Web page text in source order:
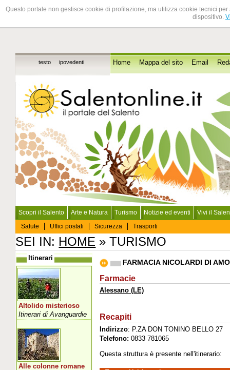
Questo portale non gestisce cookie di profilazione, ma utilizza cookie tecnici
dispositivo.
testo ipovedenti Home Mappa del sito Email
Scopri il Salento Arte e Natura Turismo Notizie ed eventi
Vivi il
Salute
Uffici postali Sicurezza Trasporti
SEI IN: HOME » TURISMO
FARMACIA NICOLARDI DI
Farmacie
Alessano (LE)
Recapiti
Indirizzo: P.ZA DON TONINO BELLO 27
Telefono: 0833 781065
Questa struttura è presente nell'itinerario:
Itinerari
Altolido misterioso
Itinerari di Avanguardie
Alle colonne romane